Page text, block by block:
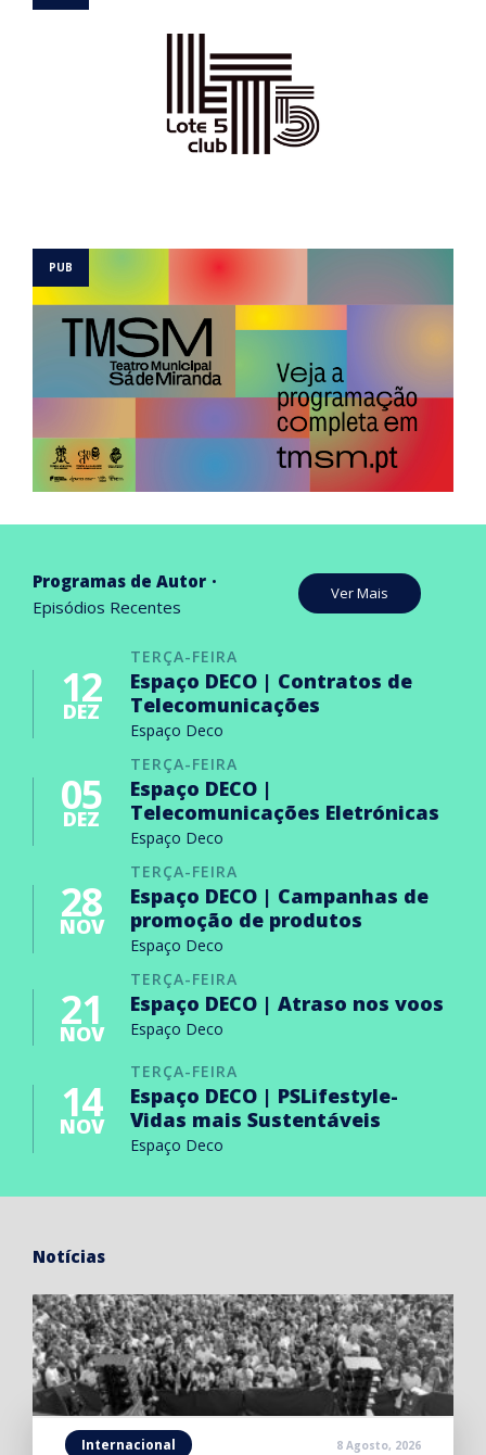
Programas de Autor
Episódios Recentes
Ver Mais
TERÇA-FEIRA
12
DEZ
Espaço DECO | Contratos de
Telecomunicações
Espaço Deco
TERÇA-FEIRA
05
DEZ
Espaço DECO |
Telecomunicações Eletrónicas
Espaço Deco
TERÇA-FEIRA
28
NOV
Espaço DECO | Campanhas de
promoção de produtos
Espaço Deco
TERÇA-FEIRA
21
NOV
Espaço DECO | Atraso nos voos
Espaço Deco
TERÇA-FEIRA
14
NOV
Espaço DECO | PSLifestyle-
Vidas mais Sustentáveis
Espaço Deco
Notícias
Internacional 8 Agosto, 2026